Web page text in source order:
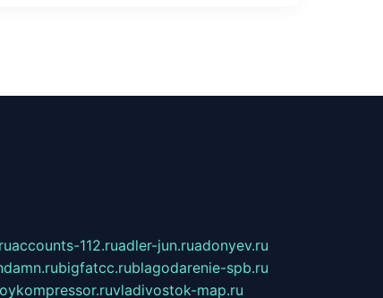
accounts-112.ruadler-jun.ruadonyev.ru
bigfatcc.rublagodarenie-spb.ru
vladivostok-map.ru